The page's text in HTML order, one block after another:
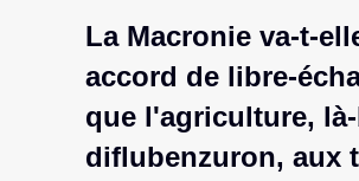
La Macronie va-t-
accord de libre-
que l'agriculture,
diflubenzuron, aux